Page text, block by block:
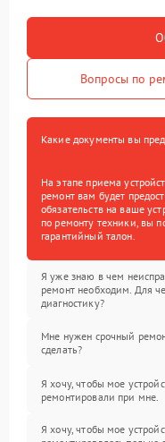
Вопросы по
Какие документы вы
На этапе приема
ремонт вам будет
обязательств на ваше
по ремонту техники, вы
гарантийный талон.
Я уже знаю в чем
ремонт необходим. Для
диагностику?
Мне нужен срочный
сделать?
Я хочу, чтобы мое
ремонтировали при мне.
Я хочу, чтобы мое